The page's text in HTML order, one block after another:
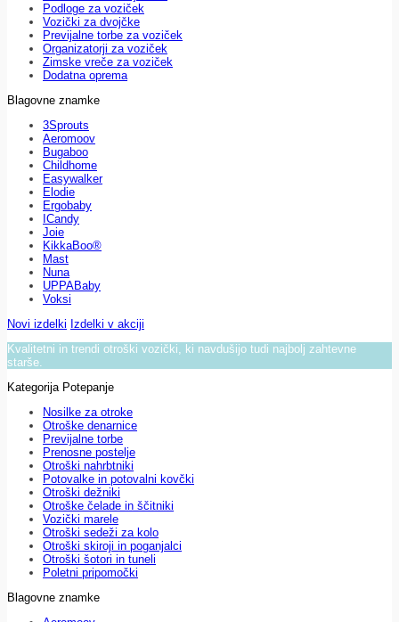
Podloge za voziček
Vozički za dvojčke
Previjalne torbe za voziček
Organizatorji za voziček
Zimske vreče za voziček
Dodatna oprema
Blagovne znamke
3Sprouts
Aeromoov
Bugaboo
Childhome
Easywalker
Elodie
Ergobaby
ICandy
Joie
KikkaBoo®
Mast
Nuna
UPPABaby
Voksi
Novi izdelki Izdelki v akciji
Kvalitetni in trendi otroški vozički, ki navdušijo tudi najbolj zahtevne
starše.
Kategorija Potepanje
Nosilke za otroke
Otroške denarnice
Previjalne torbe
Prenosne postelje
Otroški nahrbtniki
Potovalke in potovalni kovčki
Otroški dežniki
Otroške čelade in ščitniki
Vozički marele
Otroški sedeži za kolo
Otroški skiroji in poganjalci
Otroški šotori in tuneli
Poletni pripomočki
Blagovne znamke